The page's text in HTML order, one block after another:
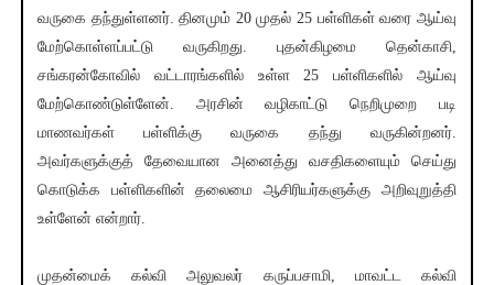
வருகை தந்துள்ளனர். தினமும் 20 முதல் 25 பள்ளிகள் வரை ஆய்வு
மேற்கொள்ளப்பட்டு வருகிறது. புதன்கிழமை தென்காசி,
சங்கரன்கோவில் வட்டாரங்களில் உள்ள 25 பள்ளிகளில் ஆய்வு
மேற்கொண்டுள்ளேன். அரசின் வழிகாட்டு நெறிமுறை படி
மாணவர்கள் பள்ளிக்கு வருகை தந்து வருகின்றனர்.
அவர்களுக்குத் தேவையான அனைத்து வசதிகளையும் செய்து
கொடுக்க பள்ளிகளின் தலைமை ஆசிரியர்களுக்கு அறிவுறுத்தி
உள்ளேன் என்றார்.
முதன்மைக் கல்வி அலுவலர் கருப்பசாமி, மாவட்ட கல்வி